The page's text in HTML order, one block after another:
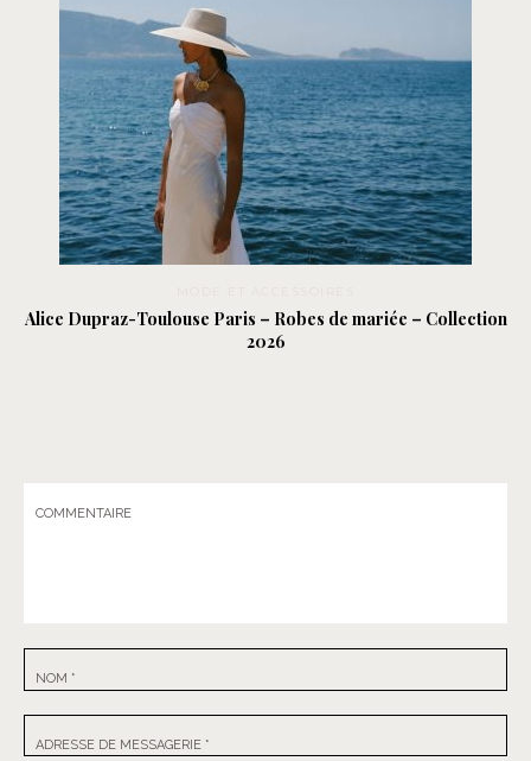
Alice Dupraz-Toulouse Paris – Robes de mariée – Collection
2026
COMMENTAIRE
NOM *
ADRESSE DE MESSAGERIE *